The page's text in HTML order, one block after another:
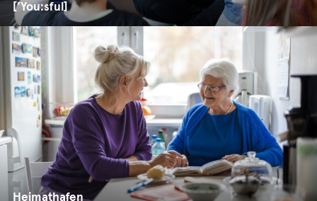
[’You:sful]
Heimathafen